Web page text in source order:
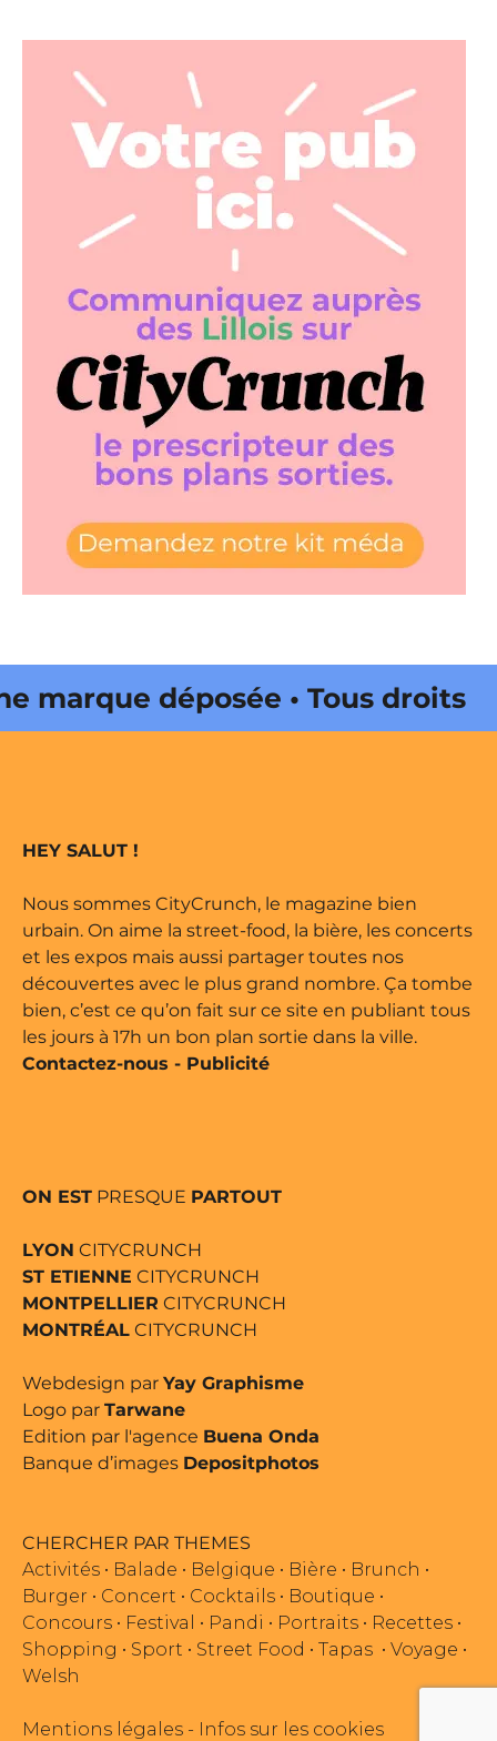
déposée • Tous droits
par Buena Onda Web •
HEY SALUT !
Nous sommes CityCrunch, le magazine bien
urbain. On aime la street-food, la bière, les concerts
et les expos mais aussi partager toutes nos
découvertes avec le plus grand nombre. Ça tombe
bien, c’est ce qu’on fait sur ce site en publiant tous
les jours à 17h un bon plan sortie dans la ville.
Contactez-nous - Publicité
ON EST PRESQUE PARTOUT
LYON CITYCRUNCH
ST ETIENNE CITYCRUNCH
MONTPELLIER CITYCRUNCH
MONTRÉAL CITYCRUNCH
Webdesign par Yay Graphisme
Logo par Tarwane
Edition par l'agence Buena Onda
Banque d’images Depositphotos
CHERCHER PAR THEMES
Activités • Balade • Belgique • Bière • Brunch •
Burger • Concert • Cocktails • Boutique •
Concours • Festival • Pandi • Portraits • Recettes •
Shopping • Sport • Street Food • Tapas • Voyage •
Welsh
Mentions légales - Infos sur les cookies